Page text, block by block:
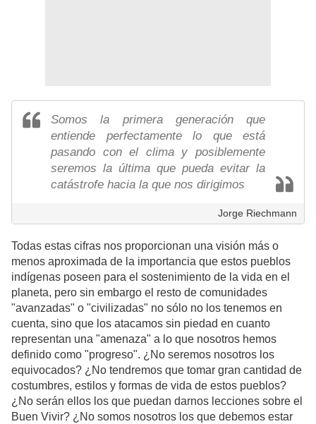
Somos la primera generación que
entiende perfectamente lo que está
pasando con el clima y posiblemente
seremos la última que pueda evitar la
catástrofe hacia la que nos dirigimos
Jorge Riechmann
Todas estas cifras nos proporcionan una visión más o
menos aproximada de la importancia que estos pueblos
indígenas poseen para el sostenimiento de la vida en el
planeta, pero sin embargo el resto de comunidades
"avanzadas" o "civilizadas" no sólo no los tenemos en
cuenta, sino que los atacamos sin piedad en cuanto
representan una "amenaza" a lo que nosotros hemos
definido como "progreso". ¿No seremos nosotros los
equivocados? ¿No tendremos que tomar gran cantidad de
costumbres, estilos y formas de vida de estos pueblos?
¿No serán ellos los que puedan darnos lecciones sobre el
Buen Vivir? ¿No somos nosotros los que debemos estar